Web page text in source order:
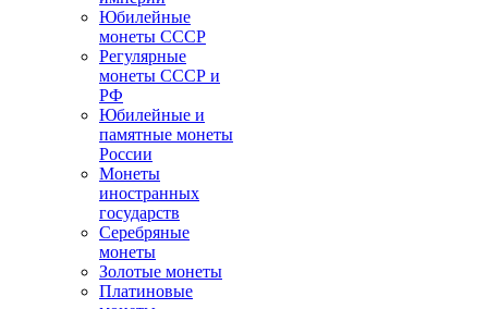
Юбилейные
монеты СССР
Регулярные
монеты СССР и
РФ
Юбилейные и
памятные монеты
России
Монеты
иностранных
государств
Серебряные
монеты
Золотые монеты
Платиновые